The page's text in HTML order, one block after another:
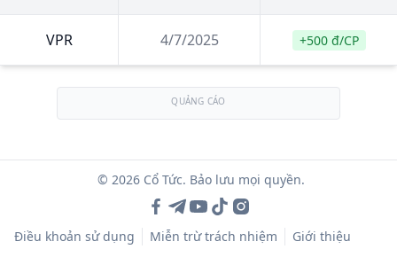
VPR 4/7/2025 +500 đ/CP
QUẢNG CÁO
© 2026 Cổ Tức. Bảo lưu mọi quyền.
Điều khoản sử dụng Miễn trừ trách nhiệm Giới thiệu